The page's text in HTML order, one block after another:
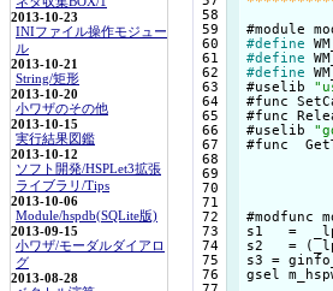
2013-10-23
INIファイル操作モジュー
ル
2013-10-21
String/矩形
2013-10-20
小ワザのその他
2013-10-15
実行結果図鑑
2013-10-12
ソフト開発/HSPLet3拡張
ライブラリ/Tips
2013-10-06
Module/hspdb(SQLite版)
2013-09-15
小ワザ/モーダルダイアロ
グ
2013-08-28
58
59
60
61
62
63
64
65
66
67
68
69
70
71
72
73
74
75
76
#define
#define
#define
#uselib
#func
#func
#uselib
#func
#modfunc
s1   =
s2   =
s3
gsel